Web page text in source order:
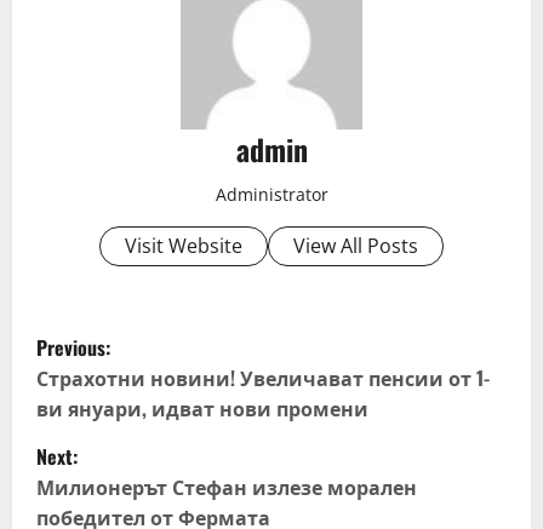
admin
Administrator
Visit Website View All Posts
P
o
s
t
Previous:
Страхотни новини! Увеличават пенсии от 1-
ви януари, идват нови промени
Next:
Милионерът Стефан излезе морален
победител от Фермата